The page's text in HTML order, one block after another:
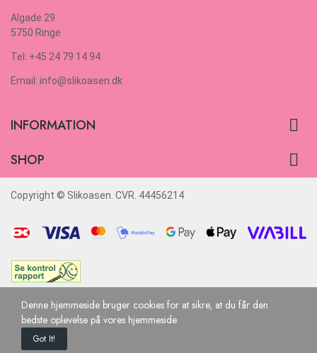
Algade 29
5750 Ringe
Tel: +45 24 79 14 94
Email: info@slikoasen.dk
INFORMATION 
SHOP 
Copyright © Slikoasen. CVR. 44456214
Denne hjemmeside bruger cookies for at sikre, at du får den
bedste oplevelse på vores hjemmeside
Got It!